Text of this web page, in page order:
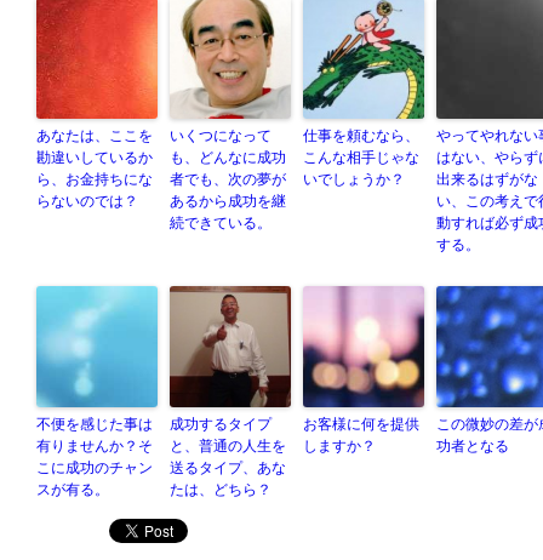
あなたは、ここを
勘違いしているか
ら、お金持ちにな
らないのでは？
いくつになって
も、どんなに成功
者でも、次の夢が
あるから成功を継
続できている。
仕事を頼むなら、
こんな相手じゃな
いでしょうか？
やってやれない
はない、やらず
出来るはずがな
い、この考えで
動すれば必ず成
する。
不便を感じた事は
有りませんか？そ
こに成功のチャン
スが有る。
成功するタイプ
と、普通の人生を
送るタイプ、あな
たは、どちら？
お客様に何を提供
しますか？
この微妙の差が
功者となる